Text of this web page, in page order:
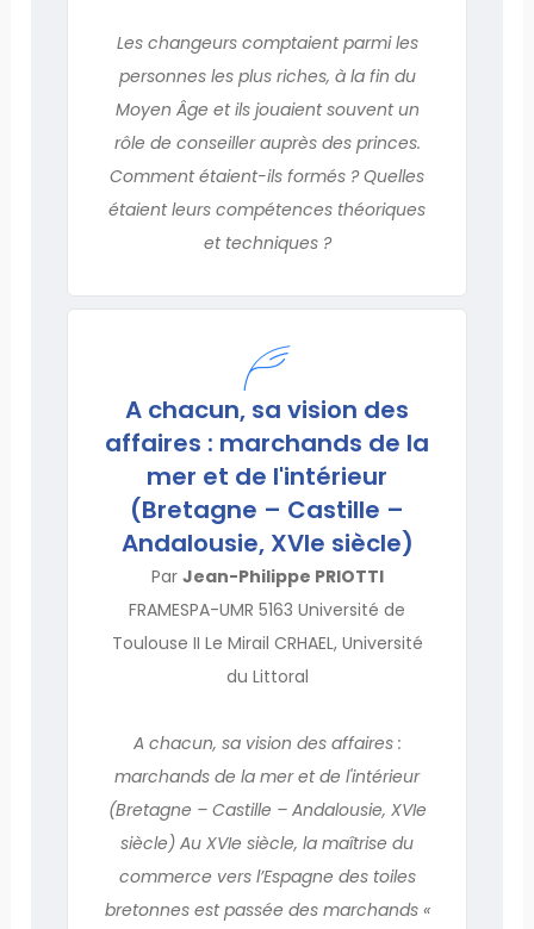
Les changeurs comptaient parmi les
personnes les plus riches, à la fin du
Moyen Âge et ils jouaient souvent un
rôle de conseiller auprès des princes.
Comment étaient-ils formés ? Quelles
étaient leurs compétences théoriques
et techniques ?
A chacun, sa vision des
affaires : marchands de la
mer et de l'intérieur
(Bretagne – Castille –
Andalousie, XVIe siècle)
Par Jean-Philippe PRIOTTI
FRAMESPA-UMR 5163 Université de
Toulouse II Le Mirail CRHAEL, Université
du Littoral
A chacun, sa vision des affaires :
marchands de la mer et de l'intérieur
(Bretagne – Castille – Andalousie, XVIe
siècle) Au XVIe siècle, la maîtrise du
commerce vers l’Espagne des toiles
bretonnes est passée des marchands «